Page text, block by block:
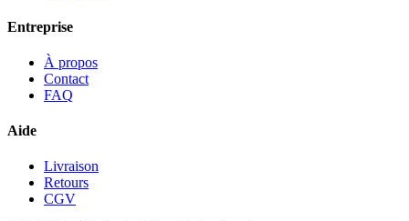
Entreprise
À propos
Contact
FAQ
Aide
Livraison
Retours
CGV